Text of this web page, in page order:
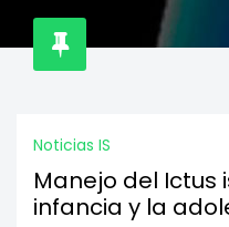
Noticias IS
Manejo del Ictus
infancia y la